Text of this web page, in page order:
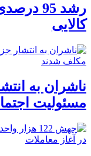
رشد 95
کالایی
ناشران به
مسئولیت